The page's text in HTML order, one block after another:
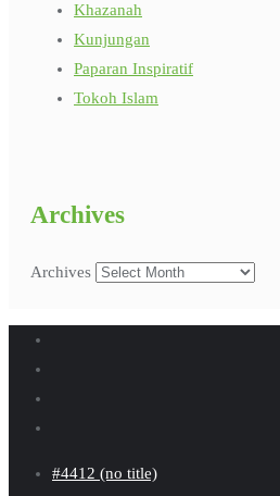
Khazanah
Kunjungan
Paparan Inspiratif
Tokoh Islam
Archives
Archives
#4412 (no title)